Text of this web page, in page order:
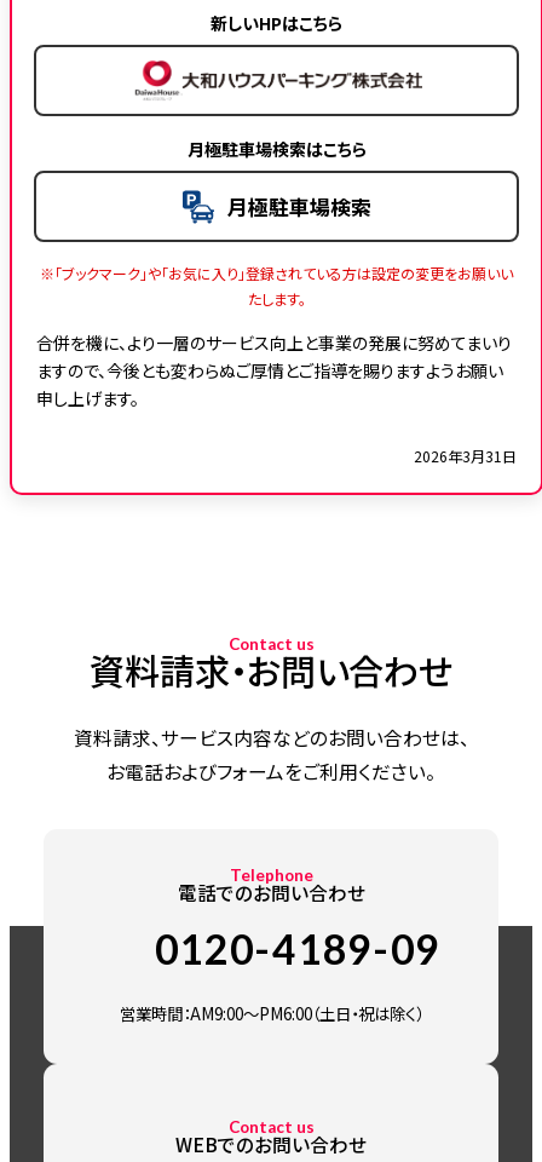
新しいHPはこちら
月極駐車場検索はこちら
月極駐車場検索
※「ブックマーク」や「お気に入り」登録されている方は設定の変更をお願いい
たします。
合併を機に、より一層のサービス向上と事業の発展に努めてまいり
ますので、今後とも変わらぬご厚情とご指導を賜りますようお願い
申し上げます。
2026年3月31日
Contact us
資料請求・お問い合わせ
資料請求、サービス内容などのお問い合わせは、
お電話およびフォームをご利用ください。
Telephone
電話でのお問い合わせ
0120-4189-09
営業時間：AM9:00～PM6:00（土日・祝は除く）
Contact us
WEBでのお問い合わせ